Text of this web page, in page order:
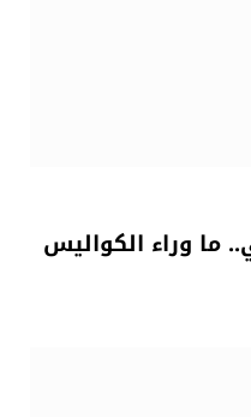
ما وراء الكواليس